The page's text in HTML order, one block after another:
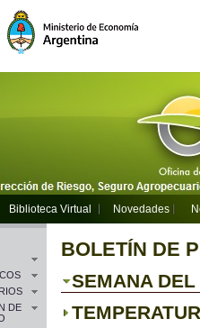
Biblioteca Virtual Novedades
DE
BOLETÍN DE
SEMANA